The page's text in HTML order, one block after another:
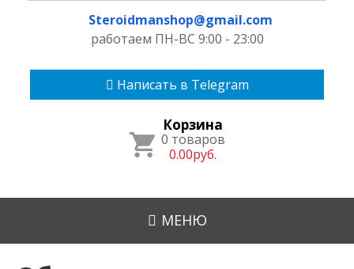
Steroidmanshop@gmail.com
работаем ПН-ВС 9:00 - 23:00
Написать в Telegram
Корзина
0 товаров
0.00руб.
МЕНЮ